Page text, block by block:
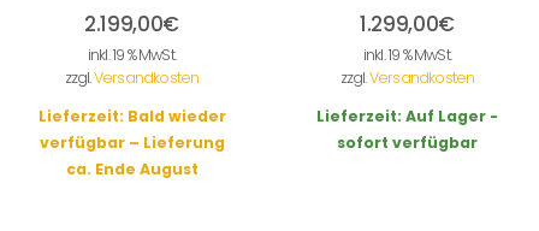
2.199,00€
inkl. 19 % MwSt.
zzgl.Versandkosten
Lieferzeit: Bald wieder
verfügbar – Lieferung
ca. Ende August
1.299,00€
inkl. 19 % MwSt.
zzgl.Versandkosten
Lieferzeit: Auf Lager -
sofort verfügbar